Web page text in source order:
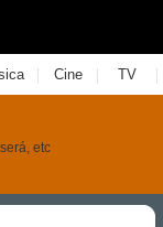
| Cine | TV |
etc